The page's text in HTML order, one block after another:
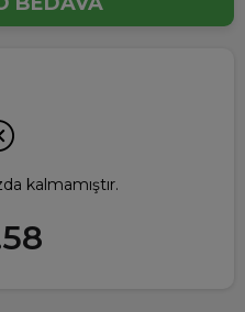
kalmamıştır.